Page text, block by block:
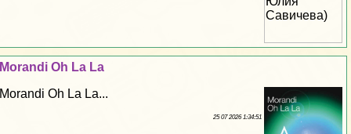
Morandi Oh La La
Morandi Oh La La...
25 07 2026 1:34:51